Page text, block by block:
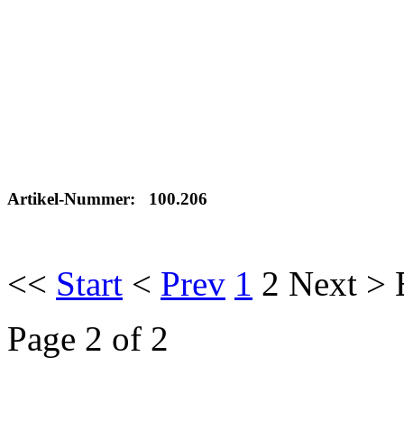
Artikel-Nummer: 100.206
<< Start < Prev 1 2 Next >
Page 2 of 2